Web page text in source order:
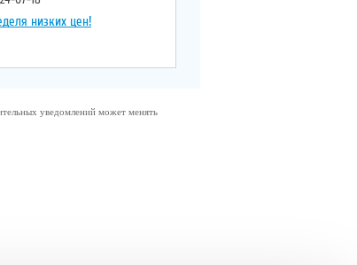
низких цен!
уведомлений может менять